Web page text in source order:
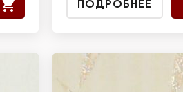
ПОДРОБНЕЕ